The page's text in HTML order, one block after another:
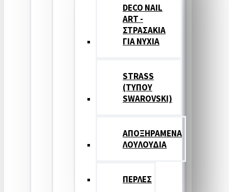
DECO NAIL
ART -
ΣΤΡΑΣΑΚΙΑ
ΓΙΑ ΝΥΧΙΑ
STRASS
(ΤΥΠΟΥ
SWAROVSKI)
ΑΠΟΞΗΡΑΜΕΝΑ
ΛΟΥΛΟΥΔΙΑ
ΠΕΡΛΕΣ